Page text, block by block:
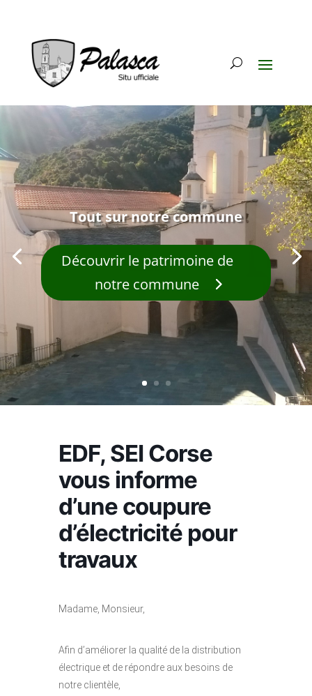
Tout sur notre commune
Découvrir le patrimoine de
notre commune
EDF, SEI Corse
vous informe
d’une coupure
d’électricité pour
travaux
Madame, Monsieur,
Afin d’améliorer la qualité de la distribution
électrique et de répondre aux besoins de
notre clientèle,